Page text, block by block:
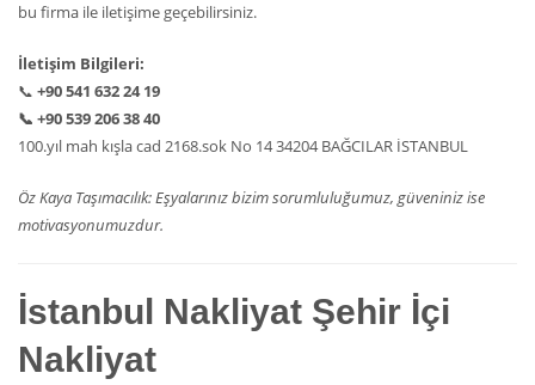
bu firma ile iletişime geçebilirsiniz.
İletişim Bilgileri:
📞 +90 541 632 24 19
📞 +90 539 206 38 40
100.yıl mah kışla cad 2168.sok No 14 34204 BAĞCILAR İSTANBUL
Öz Kaya Taşımacılık: Eşyalarınız bizim sorumluluğumuz, güveniniz ise
motivasyonumuzdur.
İstanbul Nakliyat Şehir İçi
Nakliyat